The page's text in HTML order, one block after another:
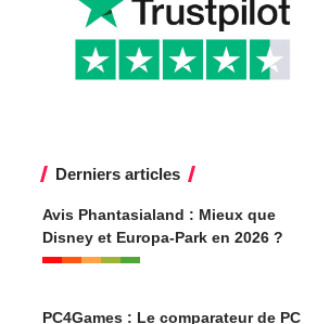
Derniers articles
Avis Phantasialand : Mieux que
Disney et Europa-Park en 2026 ?
PC4Games : Le comparateur de PC